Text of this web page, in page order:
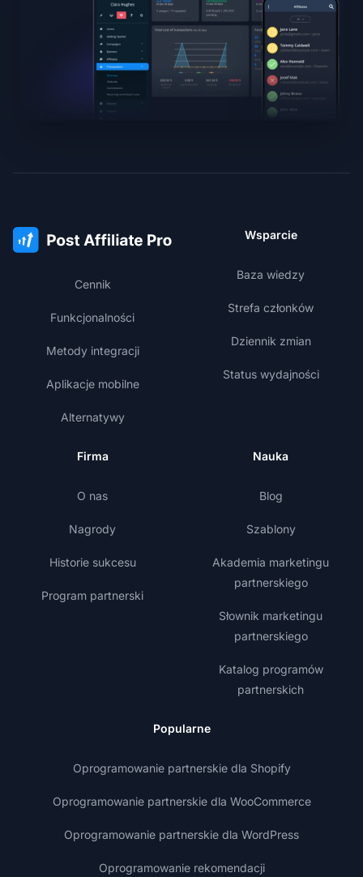
Cennik
Funkcjonalności
Metody integracji
Aplikacje mobilne
Alternatywy
Wsparcie
Baza wiedzy
Strefa członków
Dziennik zmian
Status wydajności
Firma
O nas
Nagrody
Historie sukcesu
Program partnerski
Nauka
Blog
Szablony
Akademia marketingu
partnerskiego
Słownik marketingu
partnerskiego
Katalog programów
partnerskich
Popularne
Oprogramowanie partnerskie dla Shopify
Oprogramowanie partnerskie dla WooCommerce
Oprogramowanie partnerskie dla WordPress
Oprogramowanie rekomendacji